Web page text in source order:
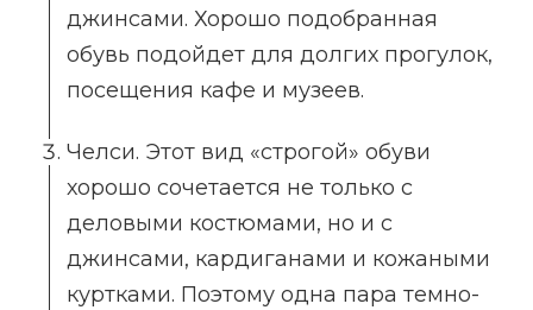
джинсами. Хорошо подобранная
обувь подойдет для долгих прогулок,
посещения кафе и музеев.
Челси. Этот вид «строгой» обуви
хорошо сочетается не только с
деловыми костюмами, но и с
джинсами, кардиганами и кожаными
куртками. Поэтому одна пара темно-